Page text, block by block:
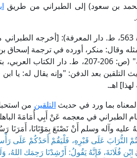
قال الحافظ ابن حجر في "فتح الباري" (10/ 563، ط. دار
منكر، أورده في ترجمة إسحاق بن
وقال الإمام السخاوي في "المقاصد الحسنة" (ص:
بعد الدفن: "وإنه يقال له: يا
اهـ.
بما ورد في حديث التلقين من
الطبراني في معجمه عَنْ أَبِي أُمَامَةَ
وآله وسلم أَنْ نَصْنَعَ بِمَوْتَانَا، أَمَرَنَا
التُّرَابَ عَلَى قَبْرِهِ، فَلْيَقُمْ أَحَدُكُمْ عَلَى
فُلَانَةَ، فَإِنَّهُ يَقُولُ: أَرْشِدْنَا رَحِمَك